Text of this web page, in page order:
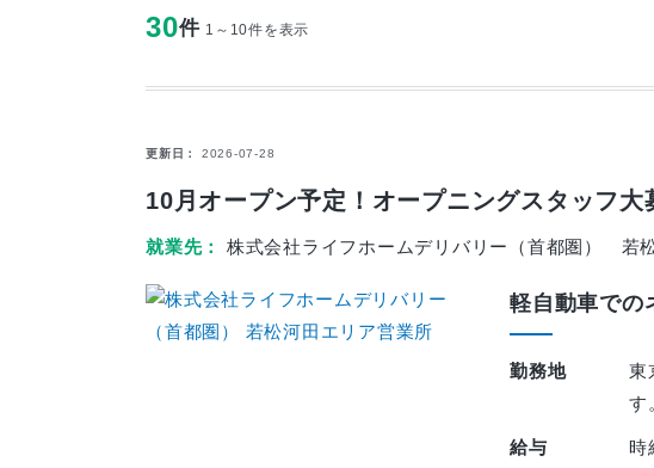
30件 1～10件を表示
更新日 2026-07-28
10月オープン予定！オープニングスタッフ
就業先 株式会社ライフホームデリバリー（首都圏） 若
軽自動車での
勤務地
東
す
給与
時